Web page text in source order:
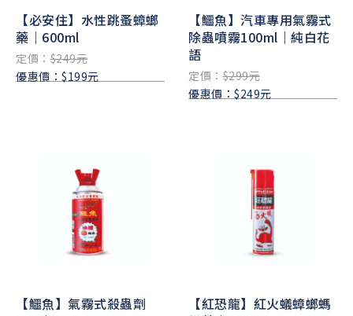
【必安住】水性跳蚤蟑螂
藥｜600ml
定價：$249元
優惠價：$199元
【鱷魚】汽車專用氣霧式
除蟲噴霧100ml｜純白花
語
定價：$299元
優惠價：$249元
【鱷魚】氣霧式殺蟲劑
【紅恐龍】紅火蟻蟑螂螞